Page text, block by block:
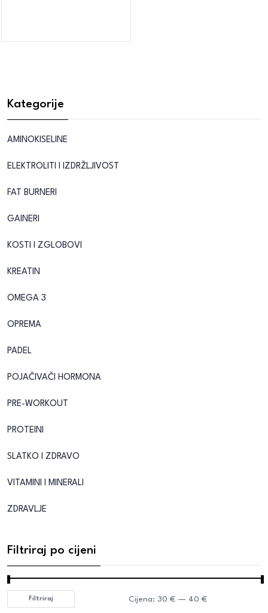
Kategorije
AMINOKISELINE
ELEKTROLITI I IZDRŽLJIVOST
FAT BURNERI
GAINERI
KOSTI I ZGLOBOVI
KREATIN
OMEGA 3
OPREMA
PADEL
POJAČIVAČI HORMONA
PRE-WORKOUT
PROTEINI
SLATKO I ZDRAVO
VITAMINI I MINERALI
ZDRAVLJE
Filtriraj po cijeni
Filtriraj Cijena: 30 € — 40 €